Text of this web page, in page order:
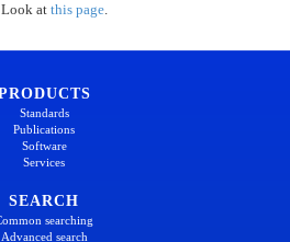
at this page.
Standards
Publications
Software
Services
SEARCH
searching
Advanced search